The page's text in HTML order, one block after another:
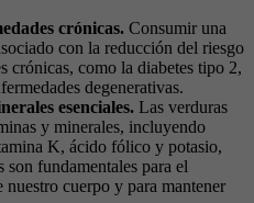
crónicas. Consumir una
con la reducción del riesgo
crónicas, como la diabetes tipo 2,
degenerativas.
esenciales. Las verduras
y minerales, incluyendo
K, ácido fólico y potasio,
son fundamentales para el
cuerpo y para mantener